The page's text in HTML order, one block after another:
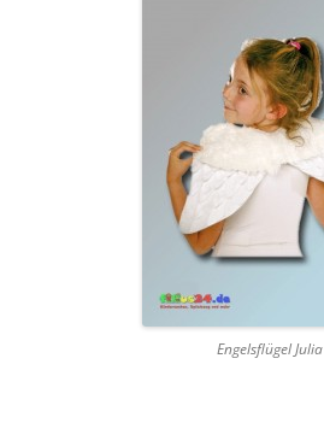
Engelsflügel Julia